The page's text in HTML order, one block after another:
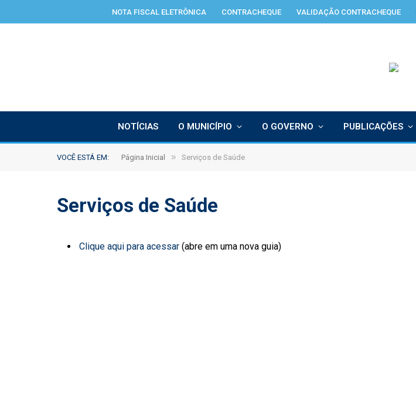
NOTA FISCAL ELETRÔNICA CONTRACHEQUE VALIDAÇÃO CONTRACHEQUE
NOTÍCIAS O MUNICÍPIO O GOVERNO PUBLICAÇÕES
VOCÊ ESTÁ EM: Página Inicial » Serviços de Saúde
Serviços de Saúde
Clique aqui para acessar (abre em uma nova guia)